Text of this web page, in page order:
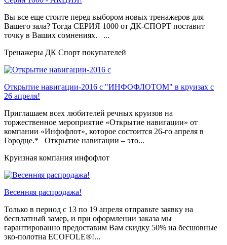
Вы все еще стоите перед выбором новых тренажеров для
Вашего зала? Тогда СЕРИЯ 1000 от ДК-СПОРТ поставит
точку в Ваших сомнениях. ...
Тренажеры ДК Спорт покупателей
Открытие навигации-2016 с "ИНФОФЛОТОМ" в круизах с
26 апреля!
Приглашаем всех любителей речных круизов на
торжественное мероприятие «Открытие навигации» от
компании «Инфофлот», которое состоится 26-го апреля в
Городце.* Открытие навигации – это...
Круизная компания инфофлот
Весенняя распродажа!
Только в период c 13 по 19 апреля отправьте заявку на
бесплатный замер, и при оформлении заказа мы
гарантированно предоставим Вам скидку 50% на бесшовные
эко-полотна ECOFOLE®!...